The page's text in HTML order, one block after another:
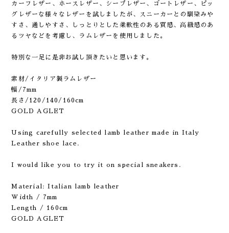
カーフレザー、ホースレザー、シープレザー、ゴートレザー、ピッ
グレザーな様々なレザーを試しましたが、スニーカーとの馴染みや
すさ、通しやすさ、しっとりとした柔軟性のある質感、高級感のあ
るツヤなどを考慮し、ラムレザーを使用しました。
特別な一足に是非お試し頂きたいと思います。
素材/イタリア製ラムレザー
幅/7mm
長さ/120/140/160cm
GOLD AGLET
Using carefully selected lamb leather made in Italy
Leather shoe lace.
I would like you to try it on special sneakers.
Material: Italian lamb leather
Width / 7mm
Length / 160cm
GOLD AGLET